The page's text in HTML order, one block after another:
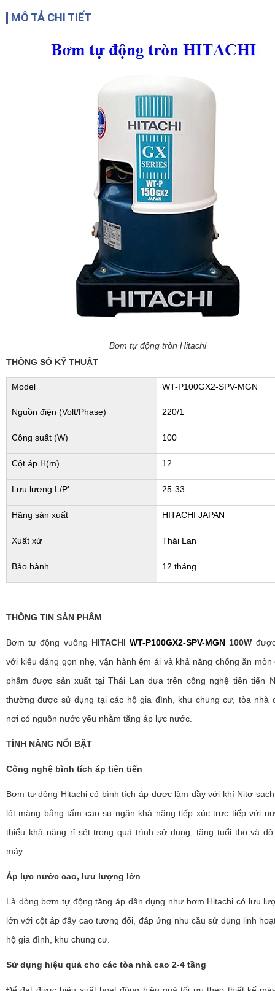
MÔ TẢ CHI TIẾT
Bơm tự động tròn Hitachi
THÔNG SỐ KỸ THUẬT
Model WT-P100GX2-SPV-MGN
Nguồn điện (Volt/Phase) 220/1
Công suất (W) 100
Cột áp H(m) 12
Lưu lượng L/P’ 25-33
Hãng sản xuất HITACHI JAPAN
Xuất xứ Thái Lan
Bảo hành 12 tháng
THÔNG TIN SẢN PHẨM
Bơm tự động vuông HITACHIWT-P100GX2-SPV-MGN 100W
với kiểu dáng gọn nhẹ, vận hành êm ái và khả năng chống ăn mòn
phẩm được sản xuất tại Thái Lan dựa trên công nghệ tiên tiến
thường được sử dụng tại các hộ gia đình, khu chung cư, tòa nhà
nơi có nguồn nước yếu nhằm tăng áp lực nước.
TÍNH NĂNG NỔI BẬT
Công nghệ bình tích áp tiên tiến
Bơm tự động Hitachi có bình tích áp được làm đầy với khí Nitơ
lót màng bằng tấm cao su ngăn khả năng tiếp xúc trực tiếp với
thiểu khả năng rỉ sét trong quá trình sử dụng, tăng tuổi thọ và
máy.
Áp lực nước cao, lưu lượng lớn
Là dòng bơm tự động tăng áp dân dụng như bơm Hitachi có lưu
lớn với cột áp đẩy cao tương đối, đáp ứng nhu cầu sử dụng linh
hộ gia đình, khu chung cư.
Sử dụng hiệu quả cho các tòa nhà cao 2-4 tầng